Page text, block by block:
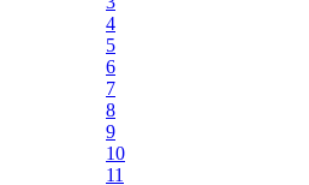
4
5
6
7
8
9
10
11